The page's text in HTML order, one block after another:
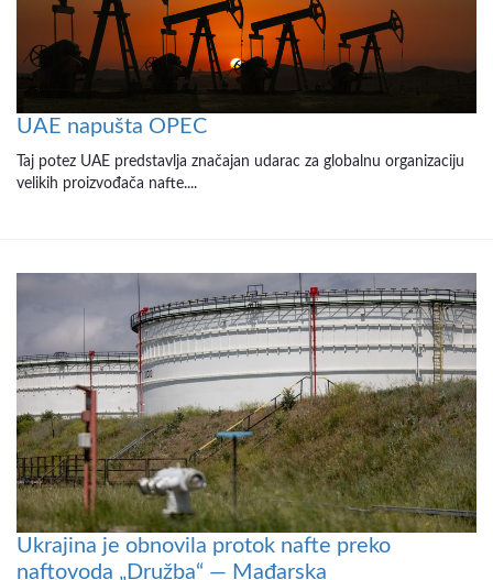
UAE napušta OPEC
Taj potez UAE predstavlja značajan udarac za globalnu organizaciju
velikih proizvođača nafte....
Ukrajina je obnovila protok nafte preko
naftovoda „Družba“ — Mađarska